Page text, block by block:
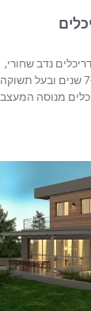
נדב שחורי,
בעל משרד אדריכלים מוביל זה כ-7 שנים ובעל תשוקה
מנוסה המעצב